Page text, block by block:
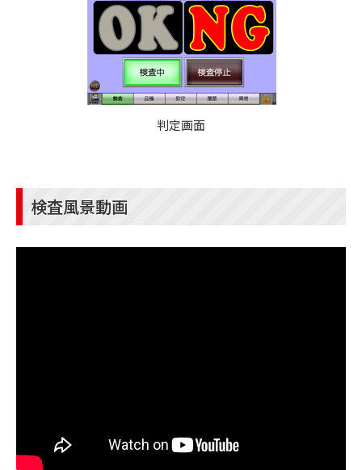
判定画面
検査風景動画